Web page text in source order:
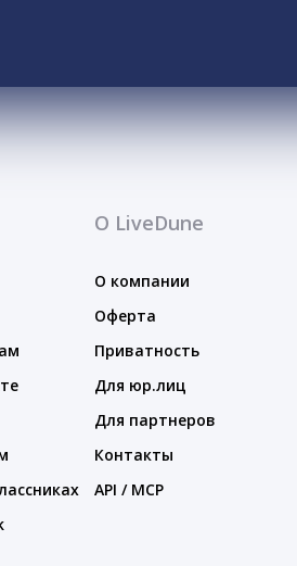
О LiveDune
О компании
Оферта
Приватность
Для юр.лиц
Для партнеров
Контакты
API / MCP